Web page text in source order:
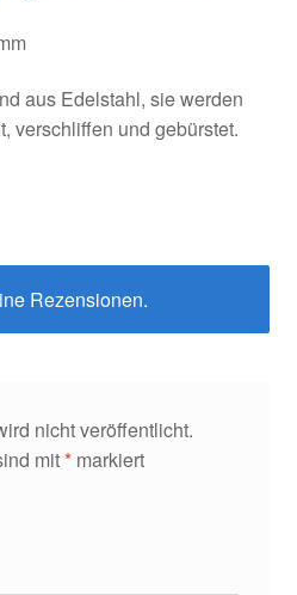
aus Edelstahl, sie werden
verschliffen und gebürstet.
Rezensionen.
nicht veröffentlicht.
mit*markiert